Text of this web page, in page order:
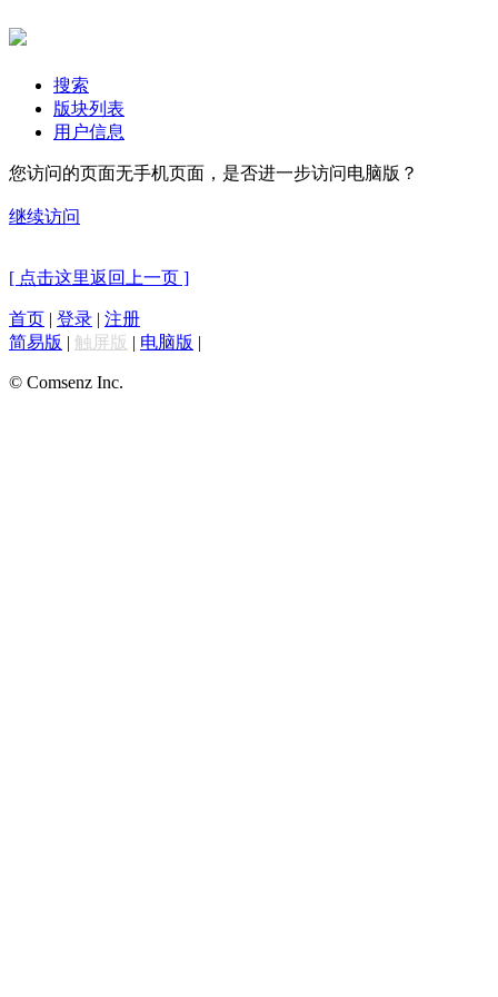
搜索
版块列表
用户信息
您访问的页面无手机页面，是否进一步访问电脑版？
继续访问
[ 点击这里返回上一页 ]
首页 | 登录 | 注册
简易版 | 触屏版 | 电脑版 |
© Comsenz Inc.